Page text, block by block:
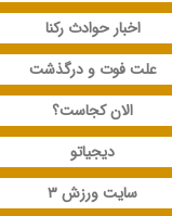
اخبار حوادث رکنا
علت فوت و درگذشت
الان کجاست؟
دیجیاتو
سایت ورزش 3